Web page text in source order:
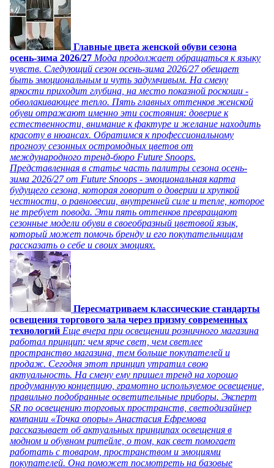
Главные цвета женской обуви сезона
осень-зима 2026/27 Мода продолжает обращаться к языку
чувств. Следующий сезон осень-зима 2026/27 обещает
быть эмоциональным и чуть задумчивым. На смену
яркости приходит глубина, на место показной роскоши -
обволакивающее тепло. Пять главных оттенков женской
обуви отражают именно эти состояния: доверие к
естественности, внимание к фактуре и желание находить
красоту в нюансах. Обратимся к профессиональному
прогнозу сезонных остромодных цветов от
международного тренд-бюро Future Snoops.
Представленная в статье часть палитры сезона осень-
зима 2026/27 от Future Snoops - эмоциональная карта
будущего сезона, которая говорит о доверии и хрупкой
честности, о равновесии, внутренней силе и тепле, которое
не требует повода. Эти пять оттенков превращают
сезонные модели обуви в своеобразный цветовой язык,
который может помочь бренду и его покупательницам
рассказать о себе и своих эмоциях.
Пересматриваем классические стандарты
освещения торгового зала через призму современных
технологий Еще вчера при освещении розничного магазина
работал принцип: чем ярче свет, чем светлее
пространство магазина, тем больше покупателей и
продаж. Сегодня этот принцип утратил свою
актуальность. На смену ему пришел тренд на хорошо
продуманную концепцию, грамотно используемое освещение,
правильно подобранные осветительные приборы. Эксперт
SR по освещению торговых пространств, светодизайнер
компании «Точка опоры» Анастасия Ефремова
рассказывает об актуальных принципах освещения в
модном и обувном ритейле, о том, как свет помогает
работать с товаром, пространством и эмоциями
покупателей. Она поможет посмотреть на базовые